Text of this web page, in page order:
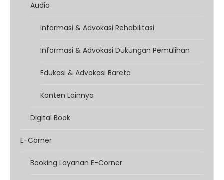
Audio
Informasi & Advokasi Rehabilitasi
Informasi & Advokasi Dukungan Pemulihan
Edukasi & Advokasi Bareta
Konten Lainnya
Digital Book
E-Corner
Booking Layanan E-Corner